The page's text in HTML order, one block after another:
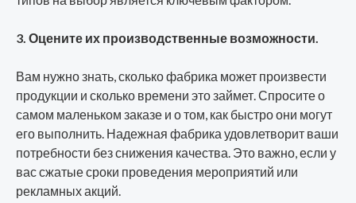
3. Оцените их производственные возможности.
Вам нужно знать, сколько фабрика может произвести
продукции и сколько времени это займет. Спросите о
самом маленьком заказе и о том, как быстро они могут
его выполнить. Надежная фабрика удовлетворит ваши
потребности без снижения качества. Это важно, если у
вас сжатые сроки проведения мероприятий или
рекламных акций.